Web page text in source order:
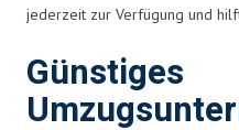
jederzeit zur Verfügung und
Günstiges